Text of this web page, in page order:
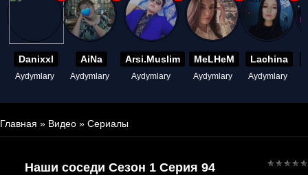
Danixxl
Aydymlary
AiNa
Aydymlary
Arsi.Muslim
Aydymlary
MeLHeM
Aydymlary
Lachina
Aydymlary
Главная » Видео » Сериалы
Наши соседи Сезон 1 Серия 94